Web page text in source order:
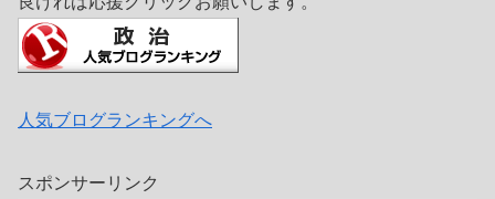
人気ブログランキングへ
スポンサーリンク